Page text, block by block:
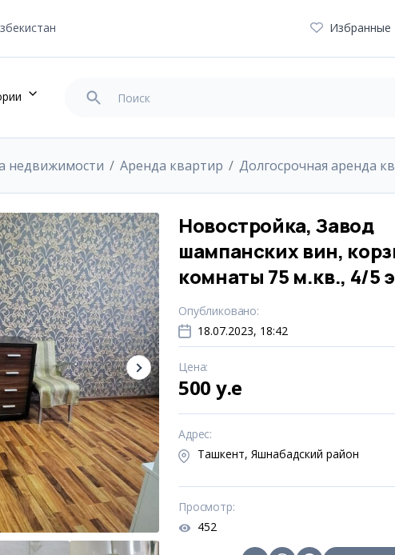
Избранные
недвижимости Аренда квартир Долгосрочная аренда
Новостройка, Завод
шампанских вин,
комнаты 75 м.кв., 4/5
Опубликовано:
18.07.2023, 18:42
Цена:
500 y.e
Адрес:
Ташкент, Яшнабадский район
Просмотр:
452